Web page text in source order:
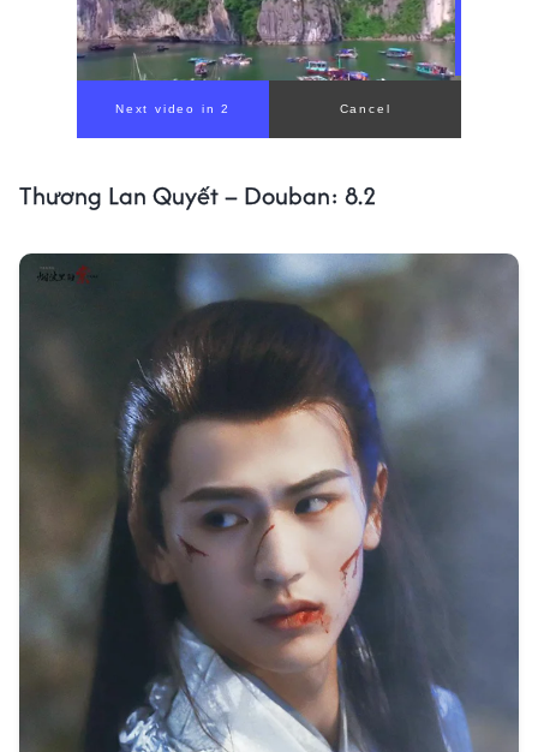
Thương Lan Quyết – Douban: 8.2